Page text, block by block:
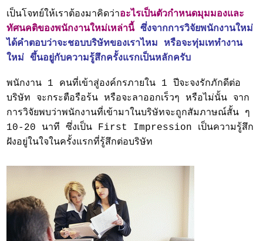
เป็นโจทย์ให้เราต้องมาคิดว่าอะไรเป็นตัวกำหนดมุมมองและ
ทัศนคติของพนักงานใหม่เหล่านี้ ซึ่งจากการวิจัยพนักงานใหม่
ได้คำตอบว่าจะชอบบริษัทของเราไหม หรือจะทุ่มเททำงาน
ใหม่ ขึ้นอยู่กับความรู้สึกครั้งแรกเป็นหลักครับ
พนักงาน 1 คนที่เข้าสู่องค์กรภายใน 1 ปีจะจงรักภักดีต่อ
บริษัท จะกระตือรือร้น หรือจะลาออกเร็วๆ หรือไม่นั้น จาก
การวิจัยพบว่าพนักงานที่เข้ามาในบริษัทจะถูกสัมภาษณ์สั้น ๆ
10-20 นาที ซึ่งเป็น First Impression เป็นความรู้สึก
ฝังอยู่ในใจในครั้งแรกที่รู้สึกต่อบริษัท